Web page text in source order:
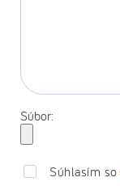
Súbor:
Súhlasím so